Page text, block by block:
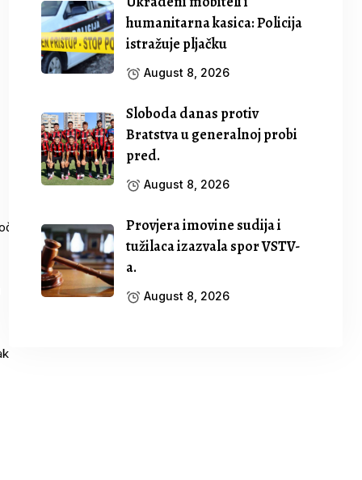
humanitarna kasica: Policija
istražuje pljačku
August 8, 2026
Sloboda danas protiv
Bratstva u generalnoj probi
pred.
August 8, 2026
Provjera imovine sudija i
tužilaca izazvala spor VSTV-
a.
August 8, 2026